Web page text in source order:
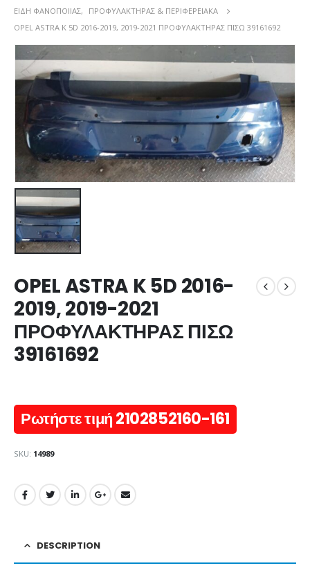
ΕΊΔΗ ΦΑΝΟΠΟΙΊΑΣ,
ΠΡΟΦΥΛΑΚΤΉΡΑΣ & ΠΕΡΙΦΕΡΕΙΑΚΆ
OPEL ASTRA K 5D 2016-2019, 2019-2021 ΠΡΟΦΥΛΑΚΤΗΡΑΣ ΠΙΣΩ 39161692
OPEL ASTRA K 5D 2016-
2019, 2019-2021
ΠΡΟΦΥΛΑΚΤΗΡΑΣ ΠΙΣΩ
39161692
Ρωτήστε τιμή 2102852160-161
SKU: 14989
DESCRIPTION